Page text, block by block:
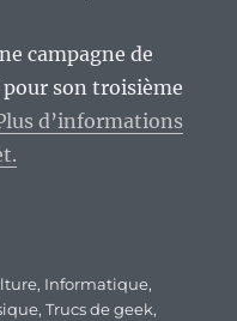
campagne de
son troisième
d’informations
, Informatique,
,Trucs de geek,